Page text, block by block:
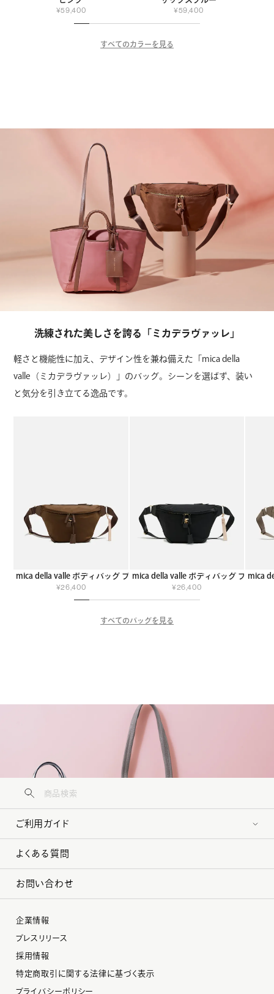
¥59,400 ¥59,400
すべてのカラーを見る
洗練された美しさを誇る「ミカデラヴァッレ」
軽さと機能性に加え、デザイン性を兼ね備えた「mica della
valle（ミカデラヴァッレ）」のバッグ。シーンを選ばず、装い
と気分を引き立てる逸品です。
mica della valle ボディバッグ ブラウン
¥26,400
mica della valle ボディバッグ ブラック
¥26,400
mica
すべてのバッグを見る
ご利用ガイド
よくある質問
お問い合わせ
企業情報
プレスリリース
採用情報
特定商取引に関する法律に基づく表示
プライバシーポリシー